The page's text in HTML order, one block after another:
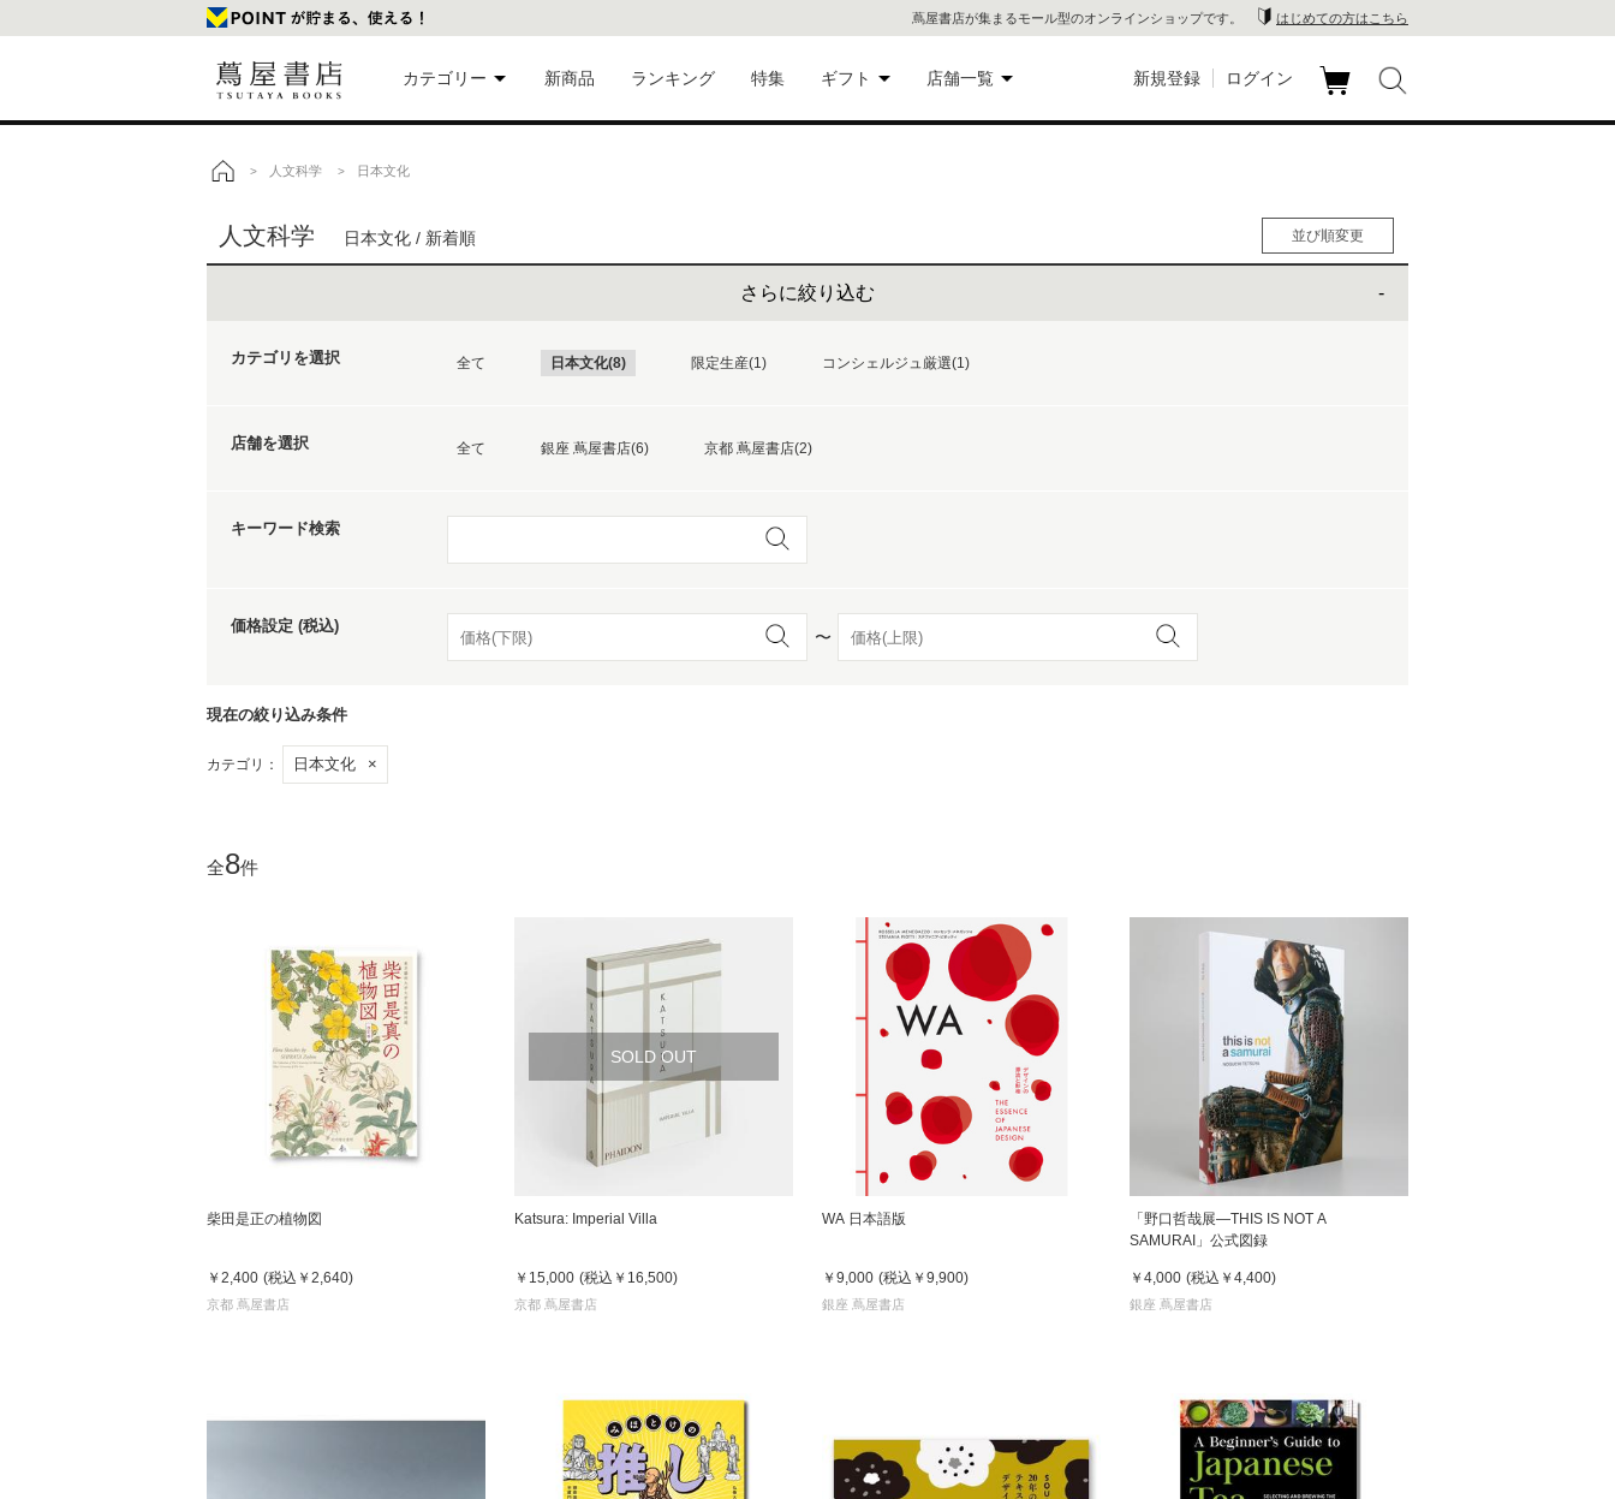
蔦屋書店が集まるモール型のオンラインショップです。 はじめての方はこちら
カテゴリー
文具
家電
新商品 ランキング 特集 ギフト 店舗一覧
枚方 蔦屋
広島 蔦屋
書店
六本松 蔦
新規登録 ログイン
> 人文科学 > 日本文化
人文科学 日本文化 / 新着順
さらに絞り込む
カテゴリを選択 全て 日本文化(8) 限定生産(1) コンシェルジュ厳選(1)
店舗を選択 全て 銀座 蔦屋書店(6) 京都 蔦屋書店(2)
キーワード検索
価格設定 (税込)
〜
現在の絞り込み条件
カテゴリ： 日本文化 ×
全8件
並び順変更
人気順
柴田是正の植物図
￥2,400 (税込 ￥2,640)
京都 蔦屋書店
SOLD OUT
Katsura: Imperial Villa
￥15,000 (税込 ￥16,500)
京都 蔦屋書店
WA 日本語版
￥9,000 (税込 ￥9,900)
銀座 蔦屋書店
「野口哲哉展―THIS IS NOT A
SAMURAI」公式図録
￥4,000 (税込 ￥4,400)
銀座 蔦屋書店